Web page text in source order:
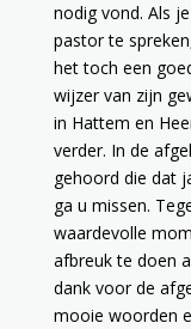
nodig vond. Als
pastor te
het toch een
wijzer van zijn
in Hattem en
verder. In de
gehoord die dat
ga u missen.
waardevolle
afbreuk te doen
dank voor de
mooie woorden